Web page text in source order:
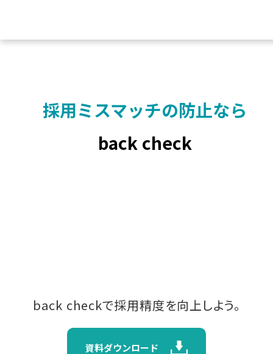
採用ミスマッチの防止なら
back check
back checkで採用精度を向上しよう。
資料ダウンロード